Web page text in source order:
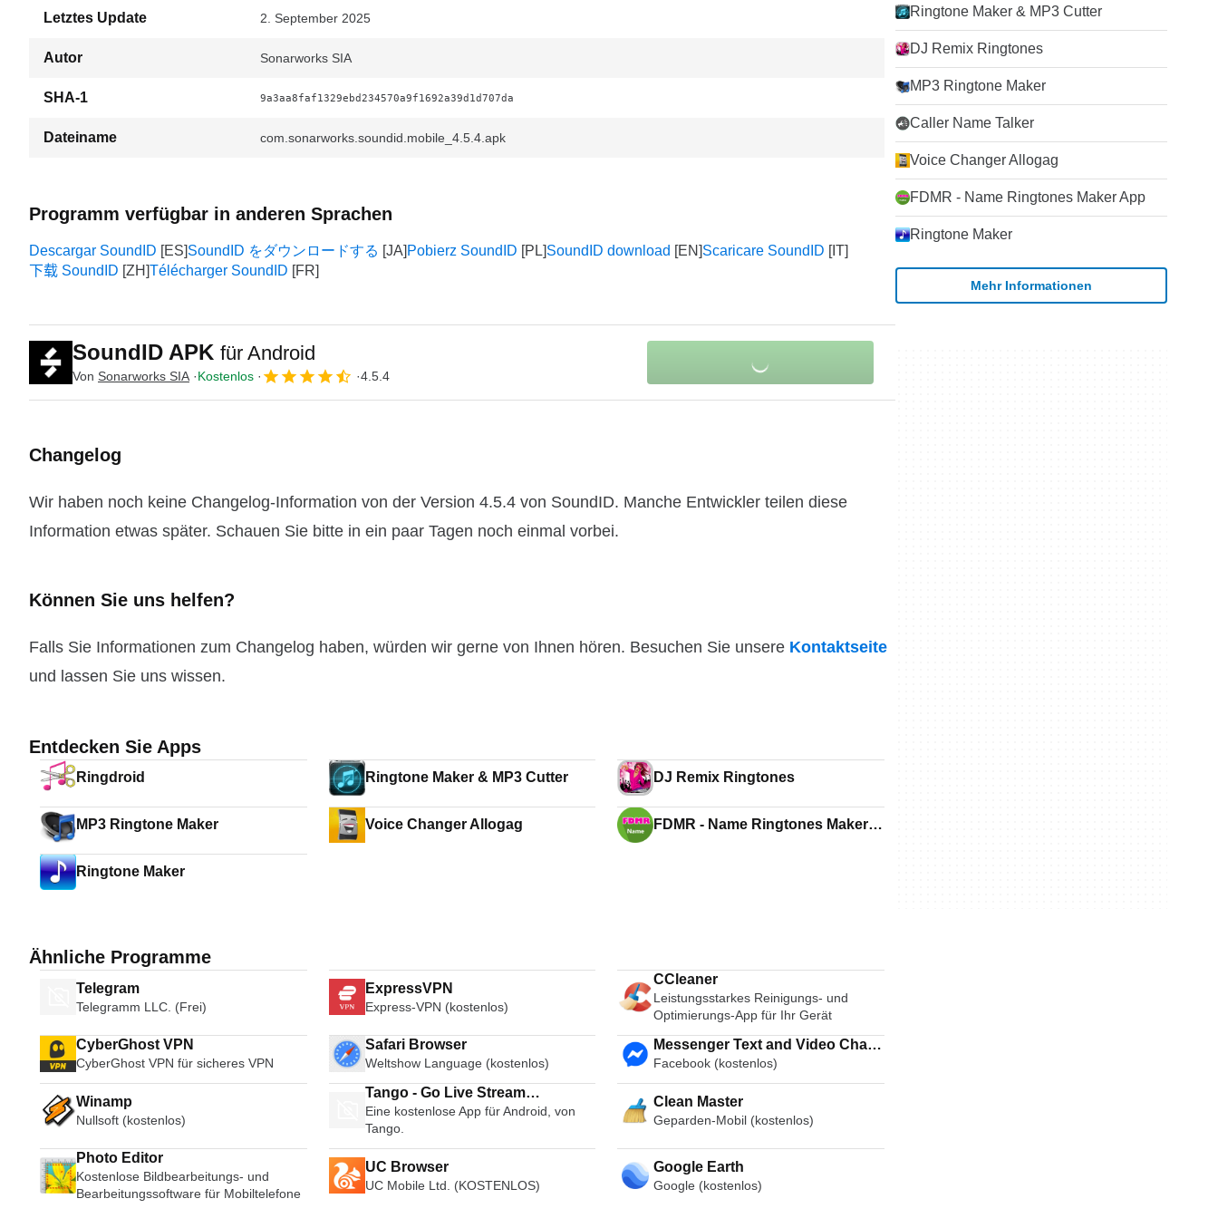
Letztes Update 2. September 2025
Autor Sonarworks SIA
SHA-1 9a3aa8faf1329ebd234570a9f1692a39d1d707da
Dateiname com.sonarworks.soundid.mobile_4.5.4.apk
Programm verfügbar in anderen Sprachen
Descargar SoundID SoundID をダウンロードする Pobierz SoundID SoundID download
Scaricare SoundID
下载 SoundID
Télécharger SoundID
SoundID APK für Android
Von Sonarworks SIA Kostenlos 4.5.4
Changelog
Wir haben noch keine Changelog-Information von der Version 4.5.4 von SoundID. Manche Entwickler teilen diese
Information etwas später. Schauen Sie bitte in ein paar Tagen noch einmal vorbei.
Können Sie uns helfen?
Falls Sie Informationen zum Changelog haben, würden wir gerne von Ihnen hören. Besuchen Sie unsere Kontaktseite
und lassen Sie uns wissen.
Entdecken Sie Apps
Ringdroid Ringtone Maker & MP3 Cutter DJ Remix Ringtones
MP3 Ringtone Maker Voice Changer Allogag
FDMR - Name Ringtones Maker
Ringtone Maker
Ähnliche Programme
Telegram
Telegramm LLC. (Frei)
ExpressVPN
Express-VPN (kostenlos)
CCleaner
Leistungsstarkes Reinigungs- und
Optimierungs-App für Ihr Gerät
CyberGhost VPN
CyberGhost VPN für sicheres VPN
Safari Browser
Weltshow Language (kostenlos)
Messenger Text and Video Chat
for Free
Facebook (kostenlos)
Winamp
Nullsoft (kostenlos)
Tango - Go Live Stream
Broadcast Live Video Chat
Eine kostenlose App für Android, von
Tango.
Clean Master
Geparden-Mobil (kostenlos)
Photo Editor
Kostenlose Bildbearbeitungs- und
Bearbeitungssoftware für Mobiltelefone
UC Browser
UC Mobile Ltd. (KOSTENLOS)
Google Earth
Google (kostenlos)
Ringtone Maker & MP3 Cutter
DJ Remix Ringtones
MP3 Ringtone Maker
Caller Name Talker
Voice Changer Allogag
FDMR - Name Ringtones Maker App
Ringtone Maker
Mehr Informationen